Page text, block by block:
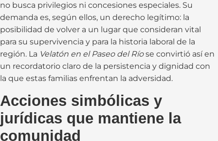
no busca privilegios ni concesiones especiales. Su
demanda es, según ellos, un derecho legítimo: la
posibilidad de volver a un lugar que consideran vital
para su supervivencia y para la historia laboral de la
región. La Velatón en el Paseo del Ríose convirtió así en
un recordatorio claro de la persistencia y dignidad con
la que estas familias enfrentan la adversidad.
Acciones simbólicas y
jurídicas que mantiene la
comunidad